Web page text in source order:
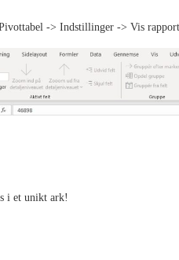
-> Indstillinger -> Vis
i et unikt ark!